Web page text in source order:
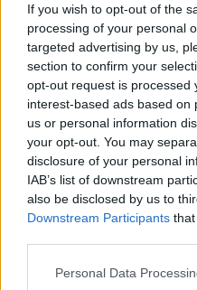
If you wish to opt-out of the
processing of your personal
targeted advertising by us,
section to confirm your
opt-out request is processed
interest-based ads based on
us or personal information
your opt-out. You may
disclosure of your personal
IAB’s list of downstream
also be disclosed by us to
Downstream Participants
Personal Data
Antal tér és két